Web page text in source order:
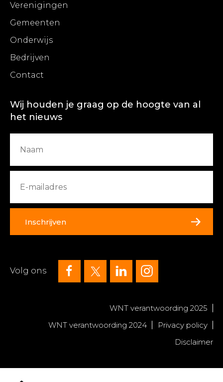
Verenigingen
Gemeenten
Onderwijs
Bedrijven
Contact
Wij houden je graag op de hoogte van al
het nieuws
Inschrijven
Volg ons
WNT verantwoording 2025
WNT verantwoording 2024
Privacy policy
Disclaimer